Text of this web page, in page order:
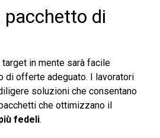
pacchetto di
in mente sarà facile
di offerte adeguato. I lavoratori
soluzioni che consentano
che ottimizzano il
fedeli.